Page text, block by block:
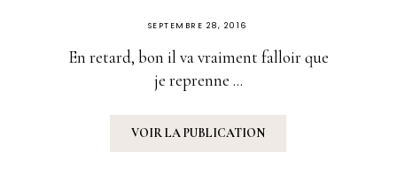
PUBLIÉ
SEPTEMBRE 28, 2016
En retard, bon il va vraiment falloir que
je reprenne ...
VOIR LA PUBLICATION